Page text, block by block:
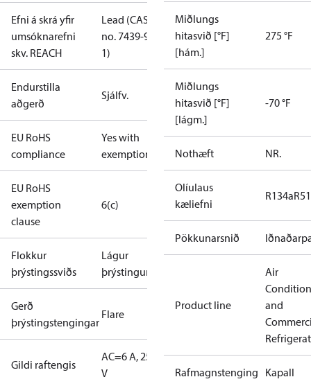
Efni á skrá yfir
umsóknarefni
skv. REACH
Lead (CAS
no. 7439-92-
1)
Endurstilla
aðgerð
Sjálfv.
EU RoHS
compliance
Yes with
exemptions
EU RoHS
exemption
clause
6(c)
Flokkur
þrýstingssviðs
Lágur
þrýstingur
Gerð
þrýstingstengingar
Flare
Gildi raftengis
AC=6 A, 250
V
Miðlungs
hitasvið [°F]
[hám.]
275 °F
Miðlungs
hitasvið [°F]
[lágm.]
-70 °F
Nothæft NR.
Olíulaus
kæliefni
R134a
Pökkunarsnið
Product line
Air
and
Rafmagnstenging Kapall